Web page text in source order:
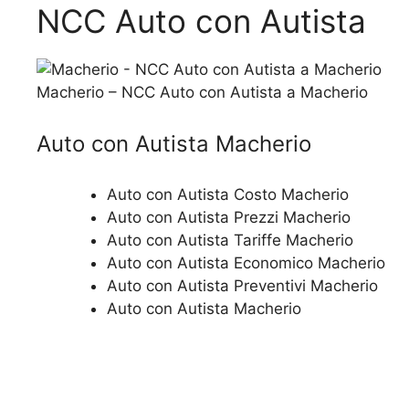
NCC Auto con Autista
Macherio – NCC Auto con Autista a Macherio
Auto con Autista Macherio
Auto con Autista Costo Macherio
Auto con Autista Prezzi Macherio
Auto con Autista Tariffe Macherio
Auto con Autista Economico Macherio
Auto con Autista Preventivi Macherio
Auto con Autista Macherio